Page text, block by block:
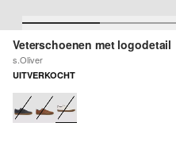
Veterschoenen met logodetail
s.Oliver
UITVERKOCHT